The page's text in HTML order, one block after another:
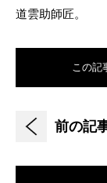
道雲助師匠。
この記
前の記